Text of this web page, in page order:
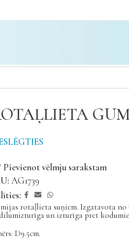
Pievienot vēlmju sarakstam
AG1739
rotaļlieta suņiem. Izgatavota
un izturīga pret
D9.5cm.